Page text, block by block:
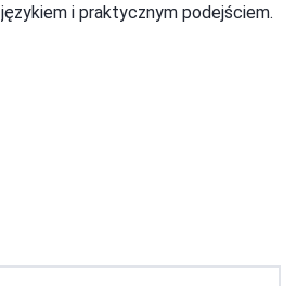
językiem i praktycznym podejściem.